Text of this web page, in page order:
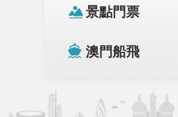
景點門票
澳門船飛